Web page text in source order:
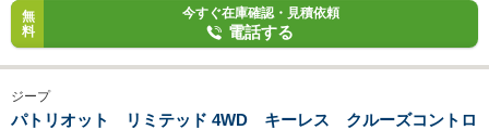
無
料
今すぐ在庫確認・見積依頼
電話する
ジープ
パトリオット リミテッド 4WD キーレス クルーズコントロ